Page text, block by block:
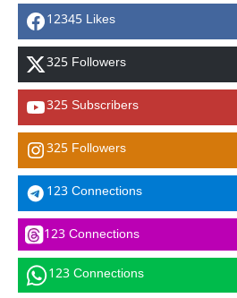
12345 Likes
325 Followers
325 Subscribers
325 Followers
123 Connections
123 Connections
123 Connections